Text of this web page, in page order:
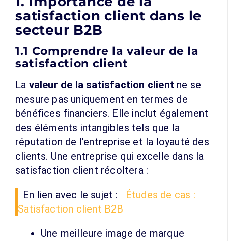
satisfaction client dans le
secteur B2B
1.1 Comprendre la valeur de la
satisfaction client
La valeur de la satisfaction client ne se
mesure pas uniquement en termes de
bénéfices financiers. Elle inclut également
des éléments intangibles tels que la
réputation de l’entreprise et la loyauté des
clients. Une entreprise qui excelle dans la
satisfaction client récoltera :
En lien avec le sujet :
Études de cas :
Satisfaction client B2B
Une meilleure image de marque